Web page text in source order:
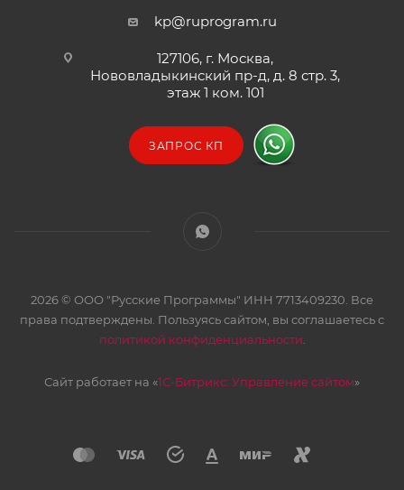
kp@ruprogram.ru
127106, г. Москва,
Нововладыкинский пр-д, д. 8 стр. 3,
этаж 1 ком. 101
ЗАПРОС КП
2026 © ООО "Русские Программы" ИНН 7713409230. Все
права подтверждены. Пользуясь сайтом, вы соглашаетесь с
политикой конфиденциальности
Сайт работает на «1С-Битрикс: Управление сайтом»